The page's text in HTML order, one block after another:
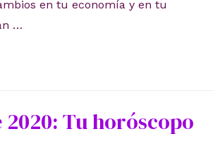
en tu economía y en tu
…
2020: Tu horóscopo